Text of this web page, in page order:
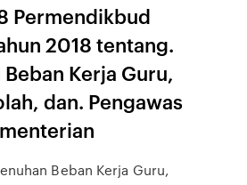
Permendikbud
2018 tentang.
Kerja Guru,
dan. Pengawas
Beban Kerja Guru,